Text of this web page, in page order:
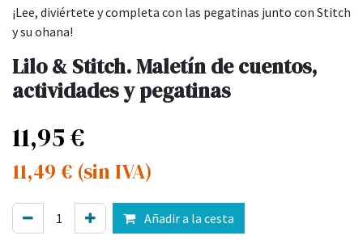
¡Lee, diviértete y completa con las pegatinas junto con Stitch
y su ohana!
Lilo & Stitch. Maletín de cuentos,
actividades y pegatinas
11,95€
11,49 € (sin IVA)
Añadir a la cesta